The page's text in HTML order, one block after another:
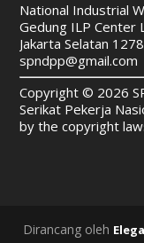
National Industrial
Gedung ILP Center
Jakarta Selatan
spndpp@gmail.com
Copyright © 2026
Serikat Pekerja
by the copyright
Dirancang oleh